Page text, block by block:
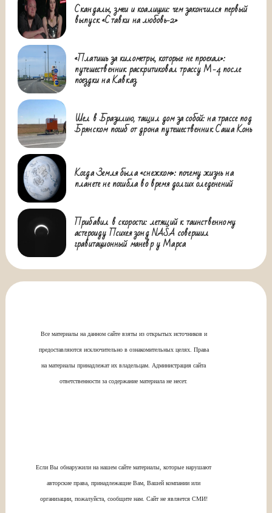
Скандалы, змеи и коалиции: чем закончился первый
выпуск «Ставки на любовь-2»
«Платишь за километры, которые не проехал»:
путешественник раскритиковал трассу М-4 после
поездки на Кавказ
Шел в Бразилию, тащил дом за собой: на трассе под
Брянском погиб от дрона путешественник Саша Конь
Когда Земля была «снежком»: почему жизнь на
планете не погибла во время долгих оледенений
Прибавил в скорости: летящий к таинственному
астероиду Психея зонд NASA совершил
гравитационный маневр у Марса
Все материалы на данном сайте взяты из открытых источников и
предоставляются исключительно в ознакомительных целях. Права
на материалы принадлежат их владельцам. Администрация сайта
ответственности за содержание материала не несет.
Если Вы обнаружили на нашем сайте материалы, которые нарушают
авторские права, принадлежащие Вам, Вашей компании или
организации, пожалуйста, сообщите нам. Сайт не является СМИ!